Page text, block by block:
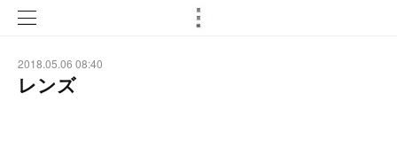
2018.05.06 08:40
レンズ